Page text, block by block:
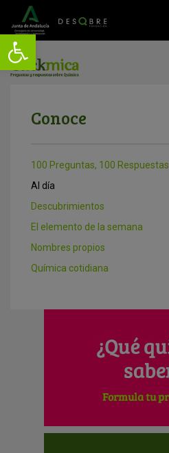
Conoce
100 Preguntas, 100 Respuestas
Al día
Descubrimientos
El elemento de la semana
Nombres propios
Química cotidiana